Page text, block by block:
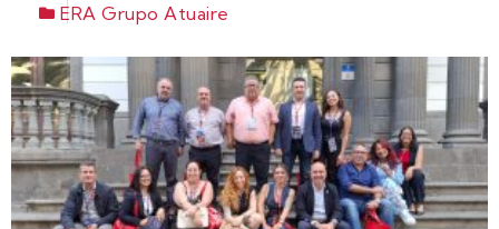
ERA Grupo Atuaire